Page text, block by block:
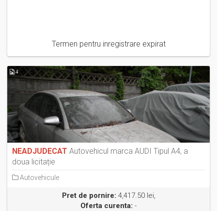
Termen pentru inregistrare expirat
4
NEADJUDECAT Autovehicul marca AUDI Tipul A4, a
doua licitație
Autovehicule
Pret de pornire: 4,417.50 lei,
Oferta curenta: -